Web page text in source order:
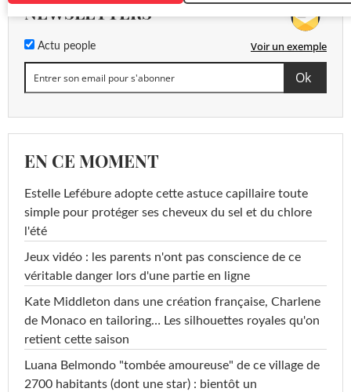
NEWSLETTERS
Actu people Voir un exemple
EN CE MOMENT
Estelle Lefébure adopte cette astuce capillaire toute
simple pour protéger ses cheveux du sel et du chlore
l'été
Jeux vidéo : les parents n'ont pas conscience de ce
véritable danger lors d'une partie en ligne
Kate Middleton dans une création française, Charlene
de Monaco en tailoring… Les silhouettes royales qu'on
retient cette saison
Luana Belmondo "tombée amoureuse" de ce village de
2700 habitants (dont une star) : bientôt un